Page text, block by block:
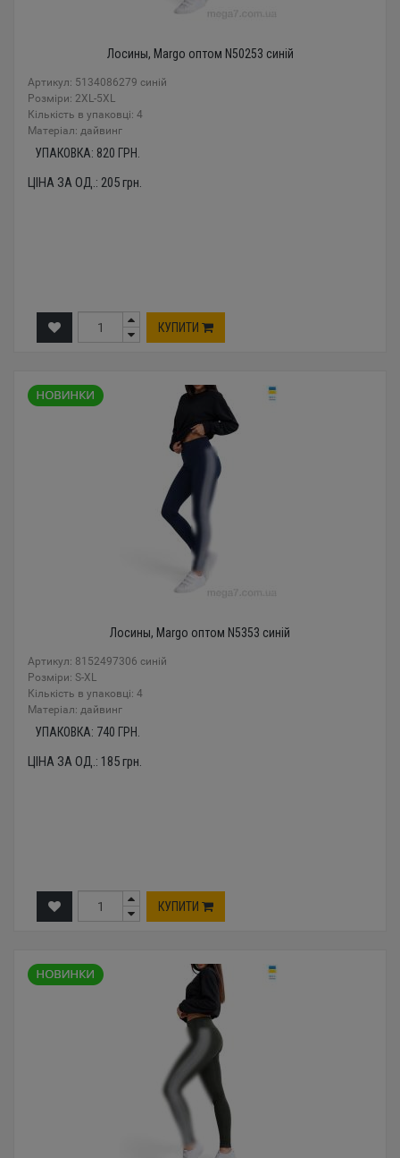
Лосины, Margo оптом N50253 синій
Артикул: 5134086279 синій
Розміри: 2XL-5XL
Кількість в упаковці: 4
Mатеріал: дайвинг
УПАКОВКА: 820 ГРН.
ЦІНА ЗА ОД.: 205грн.
КУПИТИ
Лосины, Margo оптом N5353 синій
Артикул: 8152497306 синій
Розміри: S-XL
Кількість в упаковці: 4
Mатеріал: дайвинг
УПАКОВКА: 740 ГРН.
ЦІНА ЗА ОД.: 185грн.
КУПИТИ